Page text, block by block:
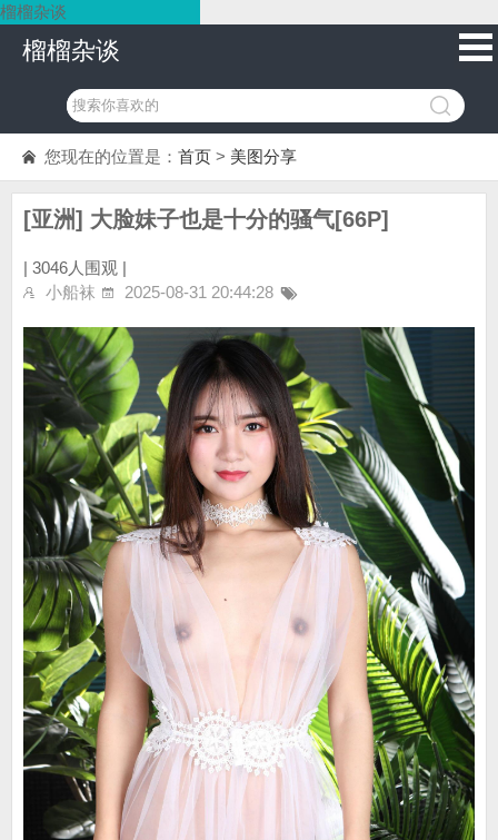
榴榴杂谈
榴榴杂谈
您现在的位置是： 首页 > 美图分享
[亚洲] 大脸妹子也是十分的骚气[66P]
| 3046人围观 |
小船袜
2025-08-31 20:44:28